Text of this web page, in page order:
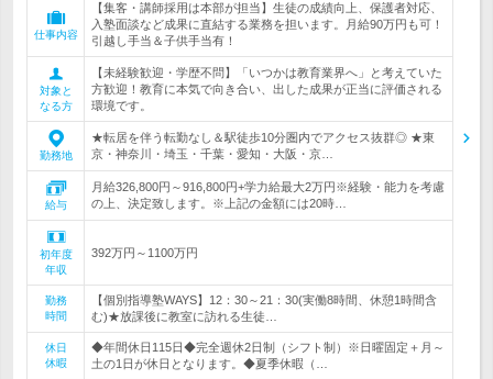
仕事内容
【集客・講師採用は本部が担当】生徒の成績向上、保護者対応、
入塾面談など成果に直結する業務を担います。月給90万円も可！
引越し手当＆子供手当有！
対象と
なる方
【未経験歓迎・学歴不問】「いつかは教育業界へ」と考えていた
方歓迎！教育に本気で向き合い、出した成果が正当に評価される
環境です。
勤務地
★転居を伴う転勤なし＆駅徒歩10分圏内でアクセス抜群◎ ★東
京・神奈川・埼玉・千葉・愛知・大阪・京…
給与
月給326,800円～916,800円+学力給最大2万円※経験・能力を考慮
の上、決定致します。※上記の金額には20時…
初年度
年収
392万円～1100万円
勤務
時間
【個別指導塾WAYS】12：30～21：30(実働8時間、休憩1時間含
む)★放課後に教室に訪れる生徒…
休日
休暇
◆年間休日115日◆完全週休2日制（シフト制）※日曜固定＋月～
土の1日が休日となります。◆夏季休暇（…